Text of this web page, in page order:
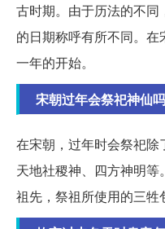
古时期。由于历法的不
的日期称呼有所不同。
一年的开始。
宋朝过年会祭祀神仙
在宋朝，过年时会祭祀
天地社稷神、四方神明
祖先，祭祖所使用的三牲